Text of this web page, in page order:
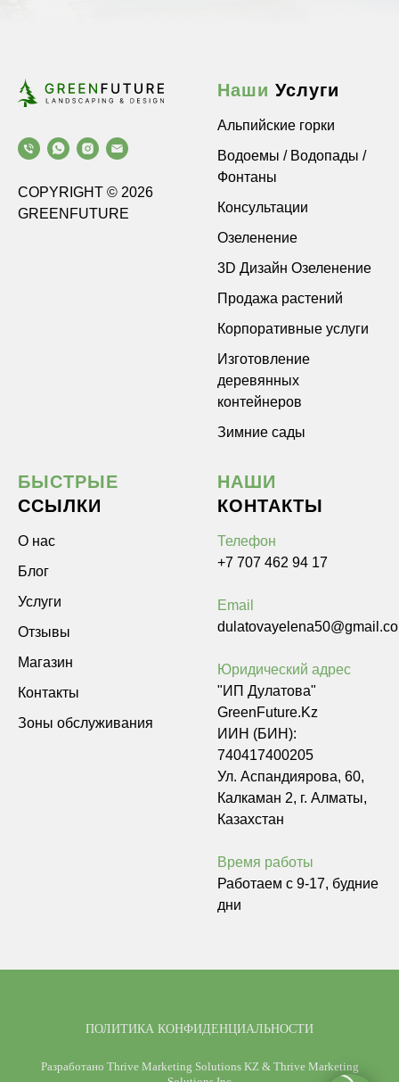
COPYRIGHT © 2026
GREENFUTURE
Наши Услуги
Альпийские горки
Водоемы / Водопады /
Фонтаны
Консультации
Озеленение
3D Дизайн Озеленение
Продажа растений
Корпоративные услуги
Изготовление
деревянных
контейнеров
Зимние сады
БЫСТРЫЕ
ССЫЛКИ
О нас
Блог
Услуги
Отзывы
Магазин
Контакты
Зоны обслуживания
НАШИ
КОНТАКТЫ
Телефон
+7 707 462 94 17
Email
Юридический адрес
"ИП Дулатова"
GreenFuture.Kz
ИИН (БИН):
740417400205
Ул. Аспандиярова, 60,
Калкаман 2, г. Алматы,
Казахстан
Время работы
Работаем с 9-17, будние
дни
ПОЛИТИКА КОНФИДЕНЦИАЛЬНОСТИ
Разработано Thrive Marketing Solutions KZ & Thrive Marketing